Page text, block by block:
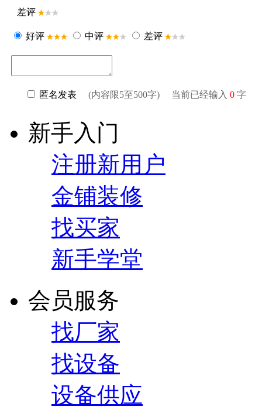
差评
好评 中评 差评
匿名发表 (内容限5至500字) 当前已经输入 0 字
新手入门
注册新用户
金铺装修
找买家
新手学堂
会员服务
找厂家
找设备
设备供应